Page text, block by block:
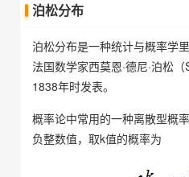
泊松分布
泊松分布是一种统计与概率学
法国数学家西莫恩·德尼·泊松
1838年时发表。
概率论中常用的一种离散型概
负整数值，取k值的概率为